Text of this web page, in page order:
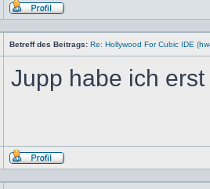
Profil
Betreff des Beitrags: Re: Hollywood For Cubic IDE
Jupp habe ich
Profil